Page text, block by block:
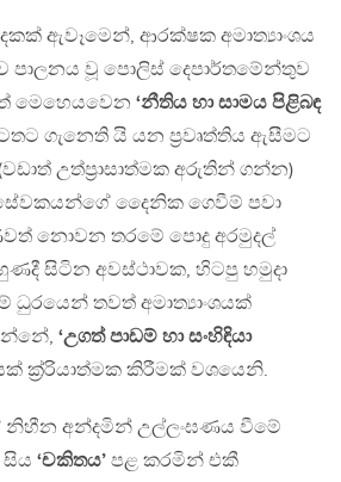
ඇවෑමෙන්, ආරක්ෂක අමාත්‍යාංශය
පාලනය වූ පොලිස් දෙපාර්තමේන්තුව
මෙහෙයවෙන ‘නීතිය හා සාමය පිළිබඳ
ගැනෙති යි යන ප‍්‍රවෘත්තිය ඇසීමට
උත්ප‍්‍රාසාත්මක අරුතින් ගන්න)
සේවකයන්ගේ දෛනික ගෙවීම් පවා
නොවන තරමේ පොදු අරමුදල්
සිටින අවස්ථාවක, හිටපු හමුදා
ධුරයෙන් තවත් අමාත්‍යාංශයක්
‘උගත් පාඩම් හා සංහිඳියා
ක‍්‍ර‍්‍රියාත්මක කිරීමක් වශයෙනි.
නිහීන අන්දමින් උල්ලංඝණය වීමේ
සිය ‘චකිතය’ පළ කරමින් එකී